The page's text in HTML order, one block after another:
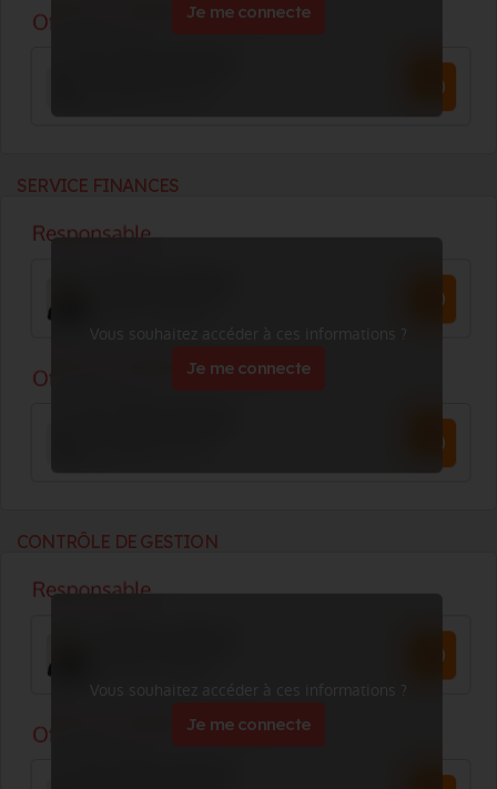
Je me connecte
SERVICE FINANCES
Vous souhaitez accéder à ces informations ?
Je me connecte
CONTRÔLE DE GESTION
Vous souhaitez accéder à ces informations ?
Je me connecte